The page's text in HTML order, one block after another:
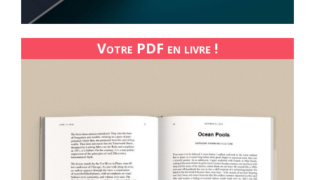
Votre PDF en livre !